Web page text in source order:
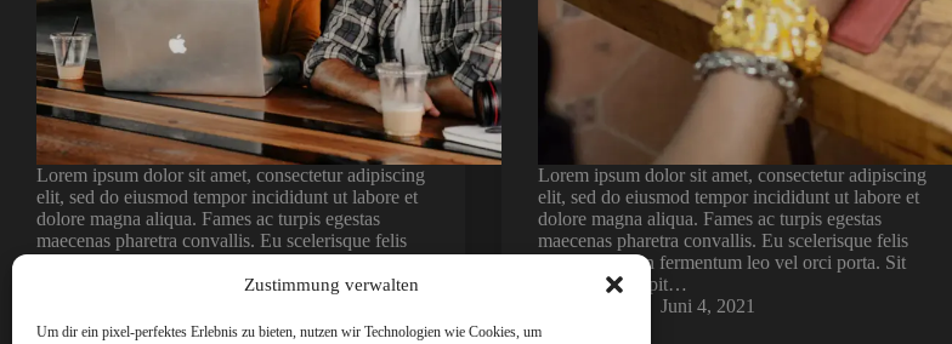
Zustimmung verwalten
Um dir ein pixel-perfektes Erlebnis zu bieten, nutzen wir Technologien wie Cookies, um
Lorem ipsum dolor sit amet, consectetur adipiscing
elit, sed do eiusmod tempor incididunt ut labore et
dolore magna aliqua. Fames ac turpis egestas
maecenas pharetra convallis. Eu scelerisque felis
Lorem ipsum dolor sit amet, consectetur adipiscing
elit, sed do eiusmod tempor incididunt ut labore et
dolore magna aliqua. Fames ac turpis egestas
maecenas pharetra convallis. Eu scelerisque felis
imperdiet proin fermentum leo vel orci porta. Sit
amet nisl suscipit…
Juni 4, 2021